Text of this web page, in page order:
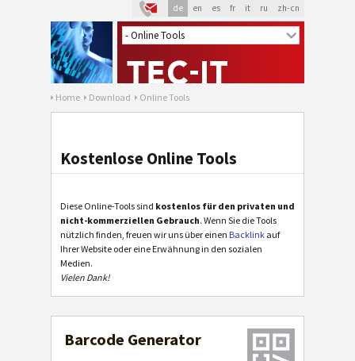
de en es fr it ru zh-cn
Home Download Online Tools
Kostenlose Online Tools
Diese Online-Tools sind kostenlos für den privaten und
nicht-kommerziellen Gebrauch. Wenn Sie die Tools
nützlich finden, freuen wir uns über einen Backlink auf
Ihrer Website oder eine Erwähnung in den sozialen
Medien.
Vielen Dank!
Barcode Generator